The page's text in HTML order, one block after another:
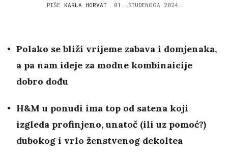
PIŠE KARLA HORVAT 01. STUDENOGA 2024.
Polako se bliži vrijeme zabava i domjenaka,
a pa nam ideje za modne kombinaicije
dobro dođu
H&M u ponudi ima top od satena koji
izgleda profinjeno, unatoč (ili uz pomoć?)
dubokog i vrlo ženstvenog dekoltea